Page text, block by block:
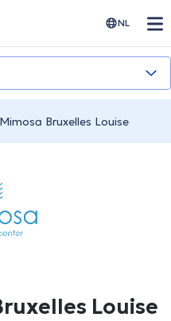
NL
Bruxelles Louise
Louise